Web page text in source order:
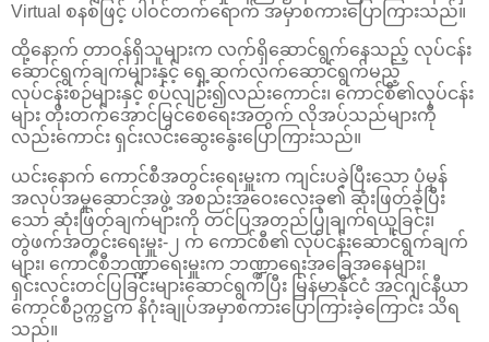
Virtual စနစ်ဖြင့် ပါဝင်တက်ရောက် အမှာစကားပြောကြားသည်။
ထို့နောက် တာဝန်ရှိသူများက လက်ရှိဆောင်ရွက်နေသည့် လုပ်ငန်း
ဆောင်ရွက်ချက်များနှင့် ရှေ့ဆက်လက်ဆောင်ရွက်မည့်
လုပ်ငန်းစဉ်များနှင့် စပ်လျဉ်း၍လည်းကောင်း၊ ကောင်စီ၏လုပ်ငန်း
များ တိုးတက်အောင်မြင်စေရေးအတွက် လိုအပ်သည်များကို
လည်းကောင်း ရှင်းလင်းဆွေးနွေးပြောကြားသည်။
ယင်းနောက် ကောင်စီအတွင်းရေးမှူးက ကျင်းပခဲ့ပြီးသော ပုံမှန်
အလုပ်အမှုဆောင်အဖွဲ့ အစည်းအဝေးလေးခု၏ ဆုံးဖြတ်ခဲ့ပြီး
သော ဆုံးဖြတ်ချက်များကို တင်ပြအတည်ပြုချက်ရယူခြင်း၊
တွဲဖက်အတွင်းရေးမှူး-၂ က ကောင်စီ၏ လုပ်ငန်းဆောင်ရွက်ချက်
များ၊ ကောင်စီဘဏ္ဍာရေးမှူးက ဘဏ္ဍာရေးအခြေအနေများ၊
ရှင်းလင်းတင်ပြခြင်းများဆောင်ရွက်ပြီး မြန်မာနိုင်ငံ အင်ဂျင်နီယာ
ကောင်စီဥက္ကဋ္ဌက နိဂုံးချုပ်အမှာစကားပြောကြားခဲ့ကြောင်း သိရ
သည်။